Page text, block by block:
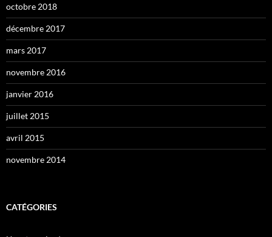
octobre 2018
décembre 2017
mars 2017
novembre 2016
janvier 2016
juillet 2015
avril 2015
novembre 2014
CATÉGORIES